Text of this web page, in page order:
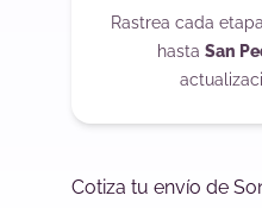
Rastrea cada
hasta San
Cotiza tu envío de